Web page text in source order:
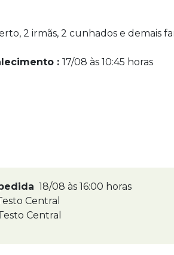
2 irmãs, 2 cunhados e demais
: 17/08 às 10:45 horas
18/08 às 16:00 horas
Central
Central